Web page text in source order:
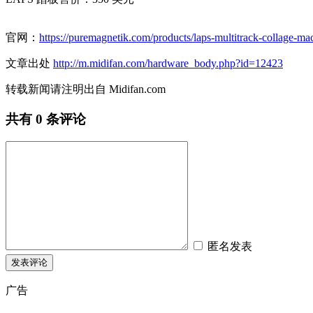
官网： https://puremagnetik.com/products/laps-multitrack-collage-
文章出处 http://m.midifan.com/hardware_body.php?id=12423
转载新闻请注明出自 Midifan.com
共有 0 条评论
匿名发表
广告